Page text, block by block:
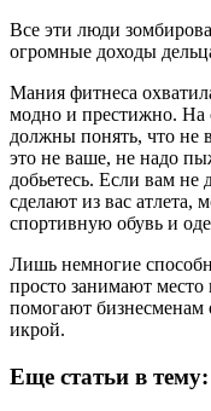
Все эти люди
огромные доходы
Мания фитнеса
модно и престижно. На
должны понять, что не
это не ваше, не надо
добьетесь. Если вам
сделают из вас атлета,
спортивную обувь и
Лишь немногие
просто занимают место
помогают бизнесменам
икрой.
Еще статьи в тему: